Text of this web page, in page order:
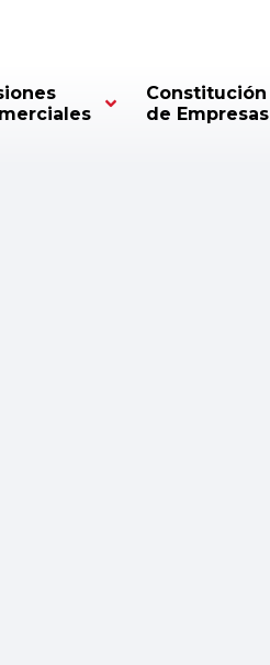
Constitución
de Empresas